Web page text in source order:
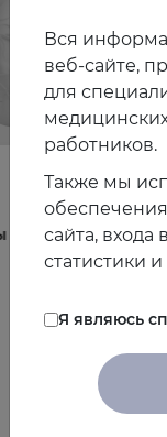
22.06.2026
терапевта
#терапия
Вся
веб-сайте,
для
работников.
Также мы
сайта, входа
статистики
Я являюсь